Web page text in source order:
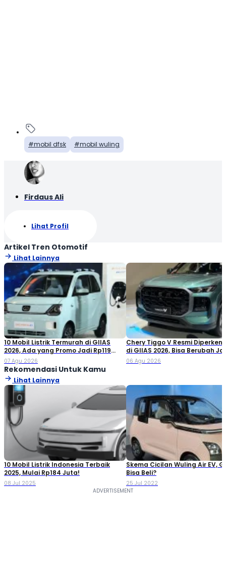
mobil dfsk mobil wuling
Firdaus Ali
Lihat Profil
Artikel Tren Otomotif
Lihat Lainnya
10 Mobil Listrik Termurah di GIIAS
2026, Ada yang Promo Jadi Rp119
Jutaan!
07 Agu 2026
Chery Tiggo V Resmi
di GIIAS 2026, Bisa Berubah
Double Cabin
06 Agu 2026
Rekomendasi Untuk Kamu
Lihat Lainnya
10 Mobil Listrik Indonesia Terbaik
2025, Mulai Rp184 Juta!
08 Jul 2025
Skema Cicilan Wuling Air EV,
Bisa Beli?
25 Jul 2022